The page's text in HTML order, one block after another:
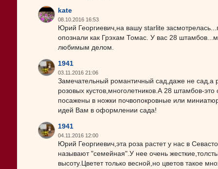
kate
08.10.2016 16:53
Юрий Георгиевич,на вашу starlite
опознали как Грэхам Томас. У вас 28
любимым делом.
1941
03.11.2016 21:06
Замечательный романтичный сад,даже не сад,а
розовых кустов,многолетников.А 28 штамбов-
посажены в ножки почвопокровные или
идей Вам в оформлении сада!
1941
04.11.2016 12:00
Юрий Георгиевич,эта роза растет у нас в
называют "семейная".У нее очень
высоту.Цветет только весной,но цветов такое